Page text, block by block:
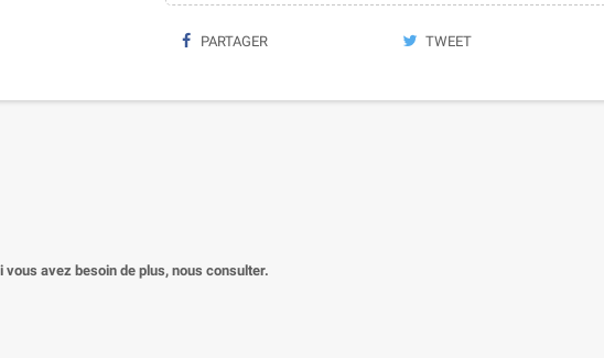
PARTAGER TWEET
avez besoin de plus, nous consulter.